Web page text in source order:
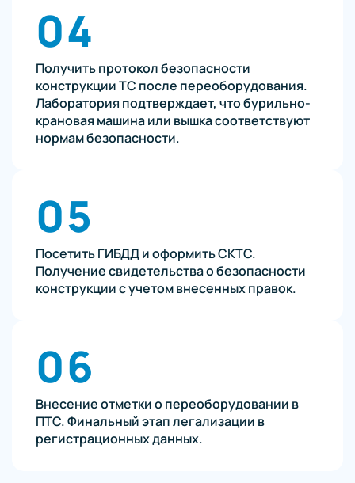
04
Получить протокол безопасности
конструкции ТС после переоборудования.
Лаборатория подтверждает, что бурильно-
крановая машина или вышка соответствуют
нормам безопасности.
05
Посетить ГИБДД и оформить СКТС.
Получение свидетельства о безопасности
конструкции с учетом внесенных правок.
06
Внесение отметки о переоборудовании в
ПТС. Финальный этап легализации в
регистрационных данных.